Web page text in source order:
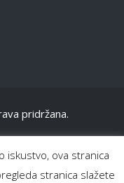
pridržana.
iskustvo, ova stranica
stranica slažete